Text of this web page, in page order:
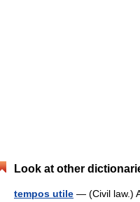
Look at other
tempos utile — (Civil law.)